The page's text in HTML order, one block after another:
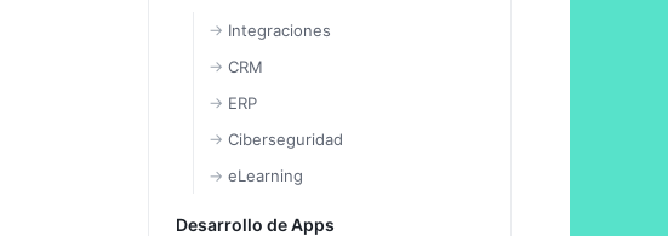
Integraciones
CRM
ERP
Ciberseguridad
eLearning
Desarrollo de Apps